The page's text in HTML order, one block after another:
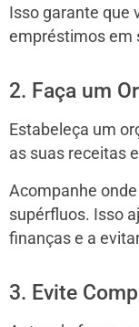
Isso garante que
empréstimos em
2. Faça um
Estabeleça um
as suas receitas
Acompanhe
supérfluos. Isso
finanças e a
3. Evite